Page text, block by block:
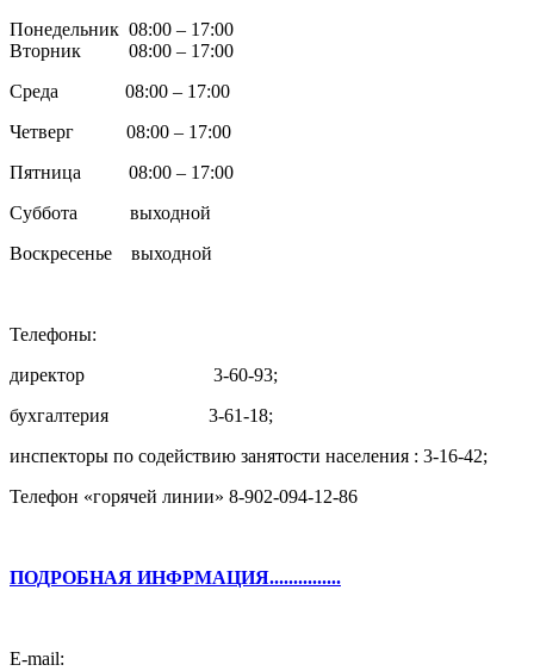
Понедельник 08:00 – 17:00
Вторник 08:00 – 17:00
Среда 08:00 – 17:00
Четверг 08:00 – 17:00
Пятница 08:00 – 17:00
Суббота выходной
Воскресенье выходной
Телефоны:
директор 3-60-93;
бухгалтерия 3-61-18;
инспекторы по содействию занятости населения : 3-16-42;
Телефон «горячей линии» 8-902-094-12-86
ПОДРОБНАЯ ИНФРМАЦИЯ...............
E-mail: